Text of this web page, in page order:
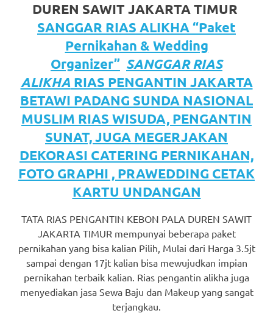
guys
https://
his
comment
replica
watches.
favorite
replica
DUREN SAWIT JAKARTA TIMUR
SANGGAR RIAS ALIKHA “Paket
Pernikahan & Wedding
Organizer” SANGGAR RIAS
ALIKHA RIAS PENGANTIN JAKARTA
BETAWI PADANG SUNDA NASIONAL
MUSLIM RIAS WISUDA, PENGANTIN
SUNAT, JUGA MEGERJAKAN
DEKORASI CATERING PERNIKAHAN,
FOTO GRAPHI , PRAWEDDING CETAK
KARTU UNDANGAN
TATA RIAS PENGANTIN KEBON PALA DUREN SAWIT
JAKARTA TIMUR mempunyai beberapa paket
pernikahan yang bisa kalian Pilih, Mulai dari Harga 3.5jt
sampai dengan 17jt kalian bisa mewujudkan impian
pernikahan terbaik kalian. Rias pengantin alikha juga
menyediakan jasa Sewa Baju dan Makeup yang sangat
terjangkau.